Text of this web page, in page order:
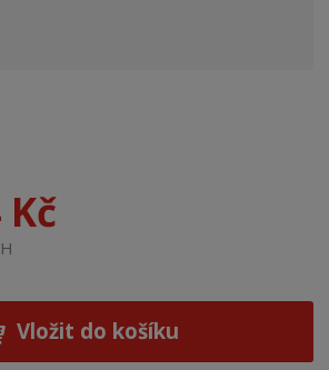
Kč
Vložit do košíku